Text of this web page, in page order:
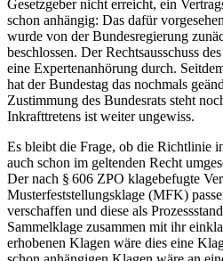
Gesetzgeber nicht erreicht, ein
schon anhängig: Das dafür
wurde von der Bundesregierung
beschlossen. Der Rechtsausschuss
eine Expertenanhörung durch.
hat der Bundestag das nochmals
Zustimmung des Bundesrats steht
Inkrafttretens ist weiter ungewiss.
Es bleibt die Frage, ob die Richtlinie
auch schon im geltenden Recht
Der nach § 606 ZPO klagebefugte
Musterfeststellungsklage (MFK)
verschaffen und diese als
Sammelklage zusammen mit ihr
erhobenen Klagen wäre dies eine